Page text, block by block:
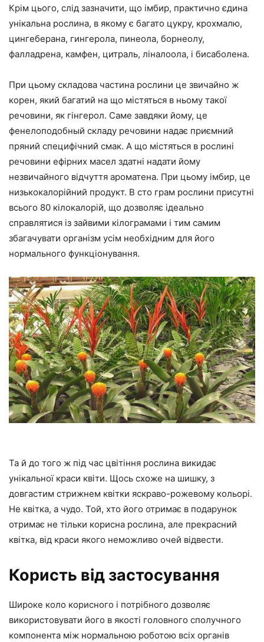
Крім цього, слід зазначити, що імбир, практично єдина
унікальна рослина, в якому є багато цукру, крохмалю,
цингеберана, гингерола, пинеола, борнеолу,
фалладрена, камфен, цитраль, ліналоола, і бисаболена.
При цьому складова частина рослини це звичайно ж
корен, який багатий на що містяться в ньому такої
речовини, як гінгерол. Саме завдяки йому, це
фенелоподобный складу речовини надає приємний
пряний специфічний смак. А що містяться в рослині
речовини ефірних масел здатні надати йому
незвичайного відчуття ароматена. При цьому імбир, це
низькокалорійний продукт. В сто грам рослини присутні
всього 80 кілокалорій, що дозволяє ідеально
справлятися із зайвими кілограмами і тим самим
збагачувати організм усім необхідним для його
нормального функціонування.
Та й до того ж під час цвітіння рослина викидає
унікальної краси квіти. Щось схоже на шишку, з
довгастим стрижнем квітки яскраво-рожевому кольорі.
Не квітка, а чудо. Той, хто його отримає в подарунок
отримає не тільки корисна рослина, але прекрасний
квітка, від краси якого неможливо очей відвести.
Користь від застосування
Широке коло корисного і потрібного дозволяє
використовувати його в якості головного сполучного
компонента між нормальною роботою всіх органів